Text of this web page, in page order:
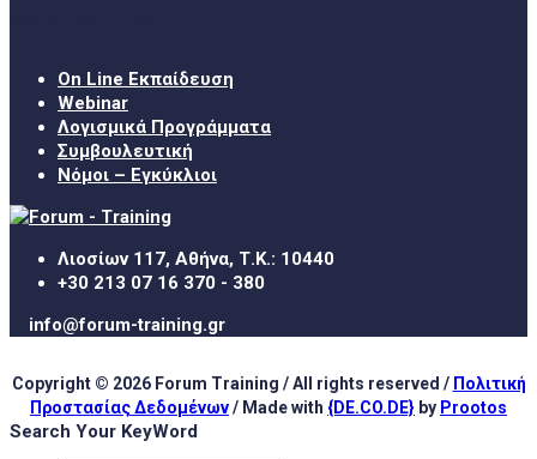
On Line Εκπαίδευση
Webinar
Λογισμικά Προγράμματα
Συμβουλευτική
Νόμοι – Εγκύκλιοι
Λιοσίων 117, Αθήνα, Τ.Κ.: 10440
+30 213 07 16 370 - 380
info@forum-training.gr
Copyright © 2026 Forum Training / All rights reserved / Πολιτική
Προστασίας Δεδομένων/ Made with {DE.CO.DE} by Prootos
Search Your KeyWord